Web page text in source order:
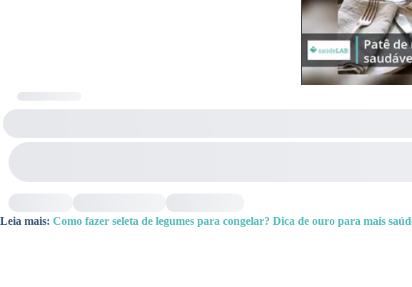
Leia mais: Como fazer seleta de legumes para congelar? Dica de ouro para mais